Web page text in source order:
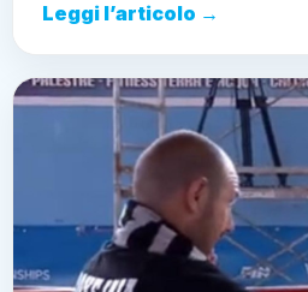
Leggi l’articolo →